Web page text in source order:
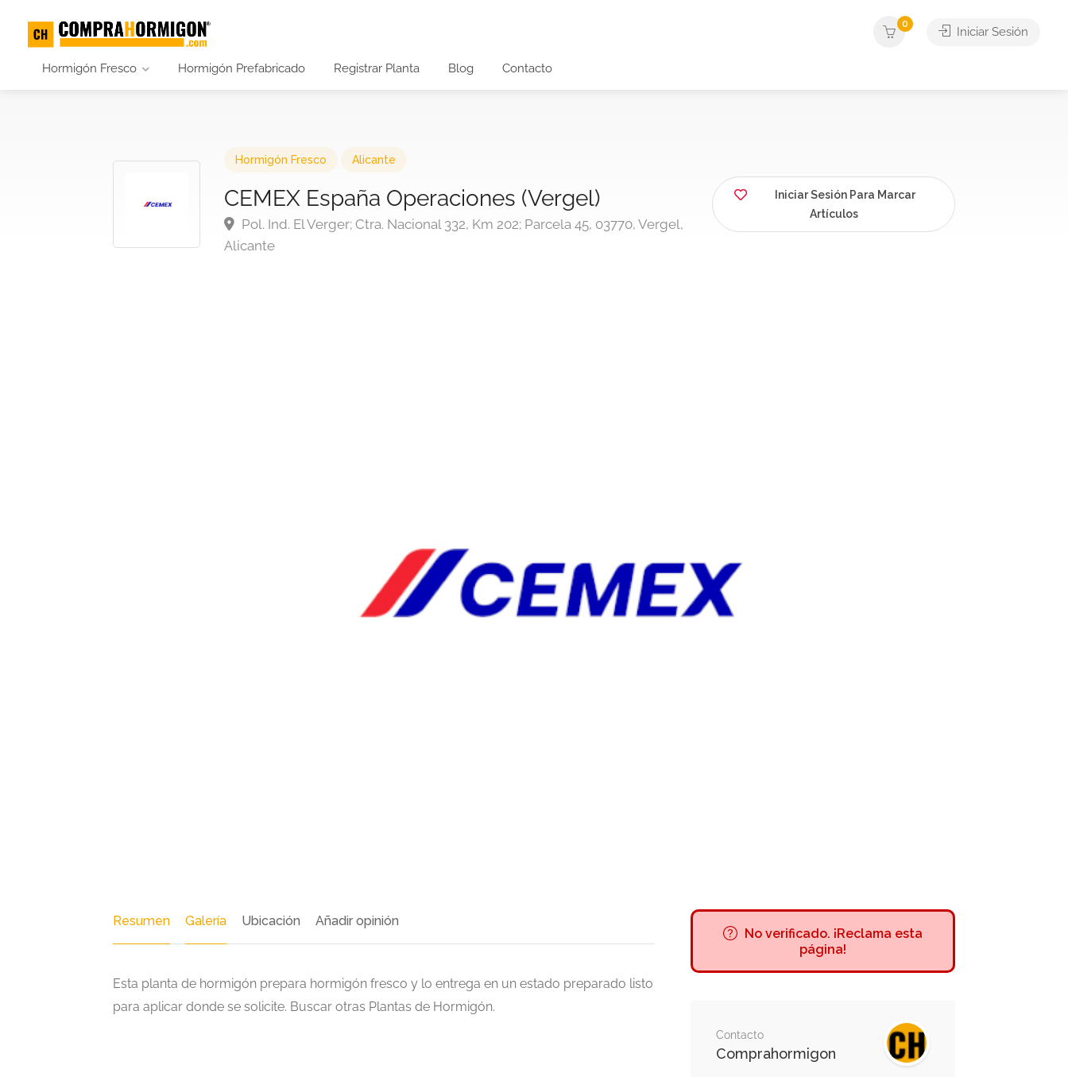
Hormigón Fresco Hormigón Prefabricado Registrar Planta Blog Contacto
0
Iniciar Sesión
Hormigón Fresco Alicante
CEMEX España Operaciones (Vergel)
Pol. Ind. El Verger; Ctra. Nacional 332, Km 202; Parcela 45, 03770, Vergel,
Alicante
Iniciar Sesión Para Marcar
Artículos
Resumen Galería Ubicación Añadir opinión
Esta planta de hormigón prepara hormigón fresco y lo entrega en un estado preparado listo
para aplicar donde se solicite. Buscar otras Plantas de Hormigón.
No verificado. ¡Reclama esta
página!
Contacto
Comprahormigon